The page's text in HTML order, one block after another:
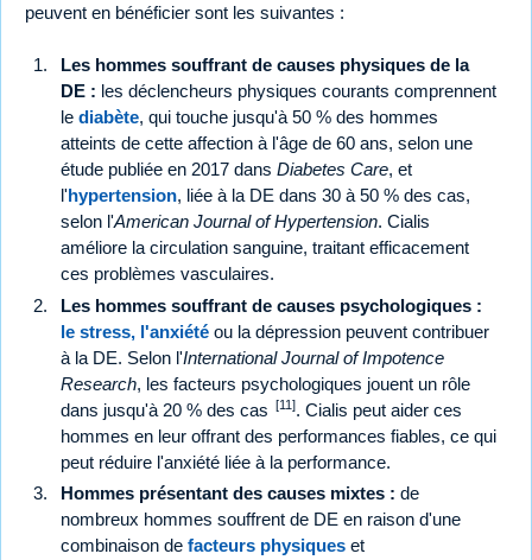
peuvent en bénéficier sont les suivantes :
Les hommes souffrant de causes physiques de la
DE : les déclencheurs physiques courants comprennent
le diabète, qui touche jusqu'à 50 % des hommes
atteints de cette affection à l'âge de 60 ans, selon une
étude publiée en 2017 dans Diabetes Care, et
l'hypertension, liée à la DE dans 30 à 50 % des cas,
selon l'American Journal of Hypertension. Cialis
améliore la circulation sanguine, traitant efficacement
ces problèmes vasculaires.
Les hommes souffrant de causes psychologiques :
le stress, l'anxiété ou la dépression peuvent contribuer
à la DE. Selon l'International Journal of Impotence
Research, les facteurs psychologiques jouent un rôle
dans jusqu'à 20 % des cas [11]. Cialis peut aider ces
hommes en leur offrant des performances fiables, ce qui
peut réduire l'anxiété liée à la performance.
Hommes présentant des causes mixtes : de
nombreux hommes souffrent de DE en raison d'une
combinaison de facteurs physiques et